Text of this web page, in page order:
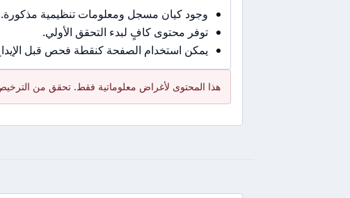
وجود كيان مسجل ومعلومات تنظيمية مذكورة.
توفر محتوى كافٍ لبدء التحقق الأولي.
يمكن استخدام الصفحة كنقطة فحص قبل
هذا المحتوى لأغراض معلوماتية فقط. تحقق من